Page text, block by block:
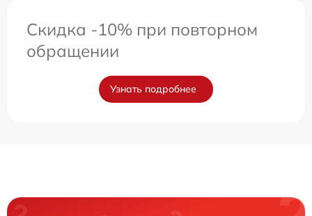
Скидка -10% при повторном
обращении
Узнать подробнее